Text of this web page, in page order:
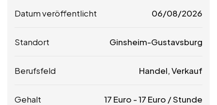
Datum veröffentlicht 06/08/2026
Standort Ginsheim-Gustavsburg
Berufsfeld Handel, Verkauf
Gehalt 17 Euro -17 Euro / Stunde